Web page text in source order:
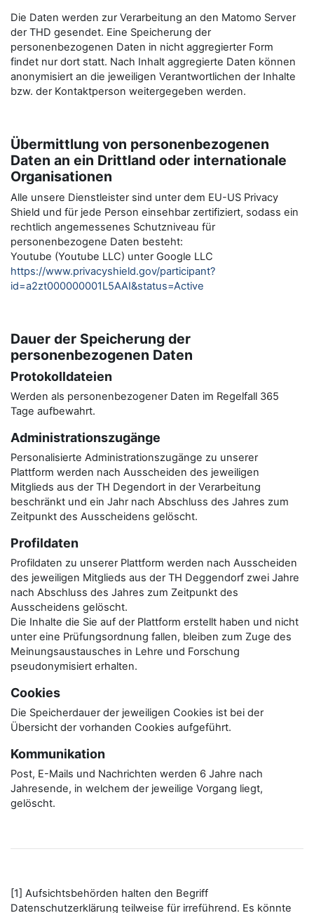
Die Daten werden zur Verarbeitung an den Matomo Server
der THD gesendet. Eine Speicherung der
personenbezogenen Daten in nicht aggregierter Form
findet nur dort statt. Nach Inhalt aggregierte Daten können
anonymisiert an die jeweiligen Verantwortlichen der Inhalte
bzw. der Kontaktperson weitergegeben werden.
Übermittlung von personenbezogenen
Daten an ein Drittland oder internationale
Organisationen
Alle unsere Dienstleister sind unter dem EU-US Privacy
Shield und für jede Person einsehbar zertifiziert, sodass ein
rechtlich angemessenes Schutzniveau für
personenbezogene Daten besteht:
Youtube (Youtube LLC) unter Google LLC
https://www.privacyshield.gov/participant?
id=a2zt000000001L5AAI&status=Active
Dauer der Speicherung der
personenbezogenen Daten
Protokolldateien
Werden als personenbezogener Daten im Regelfall 365
Tage aufbewahrt.
Administrationszugänge
Personalisierte Administrationszugänge zu unserer
Plattform werden nach Ausscheiden des jeweiligen
Mitglieds aus der TH Degendort in der Verarbeitung
beschränkt und ein Jahr nach Abschluss des Jahres zum
Zeitpunkt des Ausscheidens gelöscht.
Profildaten
Profildaten zu unserer Plattform werden nach Ausscheiden
des jeweiligen Mitglieds aus der TH Deggendorf zwei Jahre
nach Abschluss des Jahres zum Zeitpunkt des
Ausscheidens gelöscht.
Die Inhalte die Sie auf der Plattform erstellt haben und nicht
unter eine Prüfungsordnung fallen, bleiben zum Zuge des
Meinungsaustausches in Lehre und Forschung
pseudonymisiert erhalten.
Cookies
Die Speicherdauer der jeweiligen Cookies ist bei der
Übersicht der vorhanden Cookies aufgeführt.
Kommunikation
Post, E-Mails und Nachrichten werden 6 Jahre nach
Jahresende, in welchem der jeweilige Vorgang liegt,
gelöscht.
[1] Aufsichtsbehörden halten den Begriff
Datenschutzerklärung teilweise für irreführend. Es könnte